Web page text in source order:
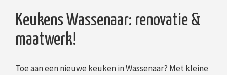
Keukens Wassenaar: renovatie &
maatwerk!
Toe aan een nieuwe keuken in Wassenaar? Met kleine